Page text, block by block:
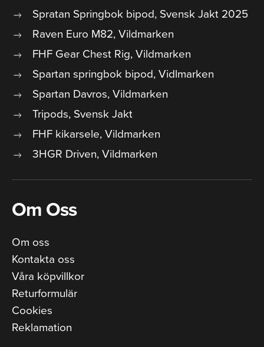
Spratan Springbok bipod, Svensk Jakt 2025
Raven Euro M82, Vildmarken
FHF Gear Chest Rig, Vildmarken
Spartan springbok bipod, Vidlmarken
Spartan Davros, Vildmarken
Tripods, Svensk Jakt
FHF kikarsele, Vildmarken
3HGR Driven, Vildmarken
Om Oss
Om oss
Kontakta oss
Våra köpvillkor
Returformulär
Cookies
Reklamation